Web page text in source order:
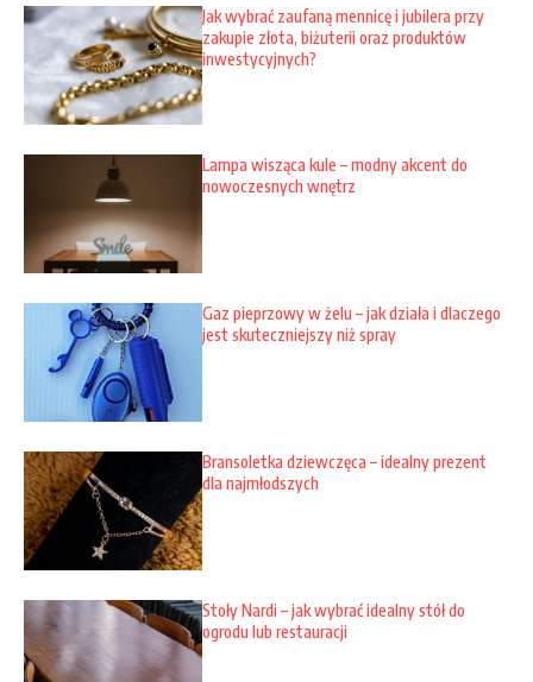
Jak wybrać zaufaną mennicę i jubilera przy
zakupie złota, biżuterii oraz produktów
inwestycyjnych?
Lampa wisząca kule – modny akcent do
nowoczesnych wnętrz
Gaz pieprzowy w żelu – jak działa i dlaczego
jest skuteczniejszy niż spray
Bransoletka dziewczęca – idealny prezent
dla najmłodszych
Stoły Nardi – jak wybrać idealny stół do
ogrodu lub restauracji